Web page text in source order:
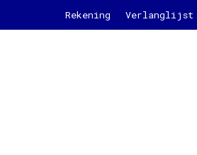
Rekening Verlanglijst